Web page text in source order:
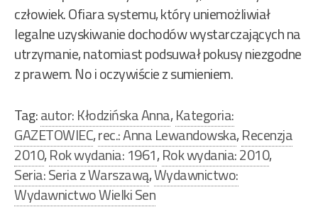
człowiek. Ofiara systemu, który uniemożliwiał
legalne uzyskiwanie dochodów wystarczających na
utrzymanie, natomiast podsuwał pokusy niezgodne
z prawem. No i oczywiście z sumieniem.
Tag:autor: Kłodzińska Anna,Kategoria:
GAZETOWIEC,rec.: Anna Lewandowska,Recenzja
2010,Rok wydania: 1961,Rok wydania: 2010,
Seria: Seria z Warszawą,Wydawnictwo:
Wydawnictwo Wielki Sen